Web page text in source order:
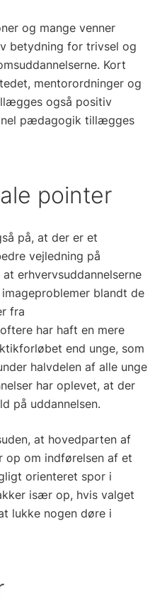
og mange venner
betydning for trivsel og
Kort
mentorordninger og
også positiv
pædagogik tillægges
pointer
på, at der er et
vejledning på
erhvervsuddannelserne
blandt de
fra
har haft en mere
end unge, som
halvdelen af alle unge
har oplevet, at der
på uddannelsen.
at hovedparten af
op om indførelsen af et
orienteret spor i
især op, hvis valget
lukke nogen døre i